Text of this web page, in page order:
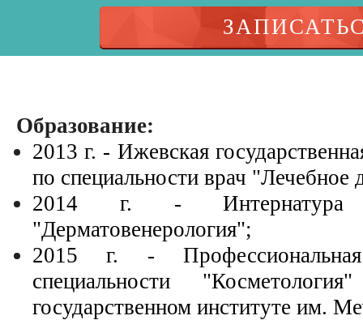
Образование:
2013 г. - Ижевская
по специальности врач "Лечебное
2014 г. - Интернатура
"Дерматовенерология";
2015 г. -
специальности
государственном институте им.